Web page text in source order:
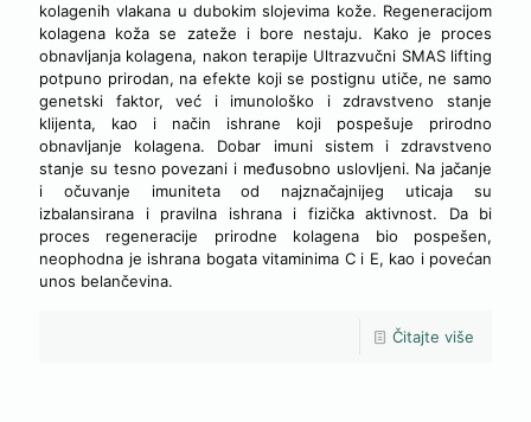
kolagenih vlakana u dubokim slojevima kože. Regeneracijom
kolagena koža se zateže i bore nestaju. Kako je proces
obnavljanja kolagena, nakon terapije Ultrazvučni SMAS lifting
potpuno prirodan, na efekte koji se postignu utiče, ne samo
genetski faktor, već i imunološko i zdravstveno stanje
klijenta, kao i način ishrane koji pospešuje prirodno
obnavljanje kolagena. Dobar imuni sistem i zdravstveno
stanje su tesno povezani i međusobno uslovljeni. Na jačanje
i očuvanje imuniteta od najznačajnijeg uticaja su
izbalansirana i pravilna ishrana i fizička aktivnost. Da bi
proces regeneracije prirodne kolagena bio pospešen,
neophodna je ishrana bogata vitaminima C i E, kao i povećan
unos belančevina.
Čitajte više